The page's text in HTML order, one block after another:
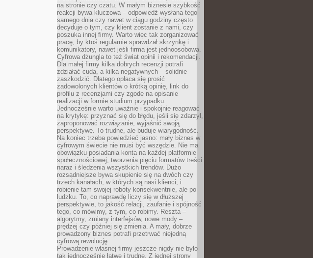
na stronie czy czatu. W małym biznesie szybkość
reakcji bywa kluczowa – odpowiedź wysłana tego
samego dnia czy nawet w ciągu godziny często
decyduje o tym, czy klient zostanie z nami, czy
poszuka innej firmy. Warto więc tak zorganizować
pracę, by ktoś regularnie sprawdzał skrzynkę i
komunikatory, nawet jeśli firma jest jednoosobowa.
Cyfrowa dżungla to też świat opinii i rekomendacji.
Dla małej firmy kilka dobrych recenzji potrafi
zdziałać cuda, a kilka negatywnych – solidnie
zaszkodzić. Dlatego opłaca się prosić
zadowolonych klientów o krótką opinię, link do
profilu z recenzjami czy zgodę na opisanie
realizacji w formie studium przypadku.
Jednocześnie warto uważnie i spokojnie reagować
na krytykę: przyznać się do błędu, jeśli się zdarzył,
zaproponować rozwiązanie, wyjaśnić swoją
perspektywę. To trudne, ale buduje wiarygodność.
Na koniec trzeba powiedzieć jasno: mały biznes w
cyfrowym świecie nie musi być wszędzie. Nie ma
obowiązku posiadania konta na każdej platformie
społecznościowej, tworzenia pięciu formatów treści
naraz i śledzenia wszystkich trendów. Dużo
rozsądniejsze bywa skupienie się na dwóch czy
trzech kanałach, w których są nasi klienci, i
robienie tam swojej roboty konsekwentnie, ale po
ludzku. To, co naprawdę liczy się w dłuższej
perspektywie, to jakość relacji, zaufanie i spójność
tego, co mówimy, z tym, co robimy. Reszta –
algorytmy, zmiany interfejsów, nowe mody –
prędzej czy później się zmienia. A mały, dobrze
prowadzony biznes potrafi przetrwać niejedną
cyfrową rewolucję.
Prowadzenie własnej firmy jeszcze nigdy nie było
tak jednocześnie łatwe i trudne. Z jednej strony